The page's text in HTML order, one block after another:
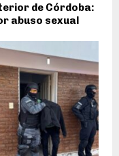
de Córdoba:
abuso sexual